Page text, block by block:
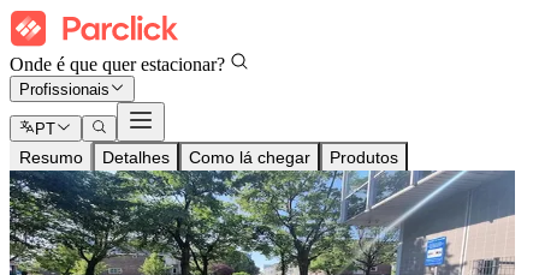
Onde é que quer estacionar?
Profissionais
PT
Resumo Detalhes Como lá chegar Produtos